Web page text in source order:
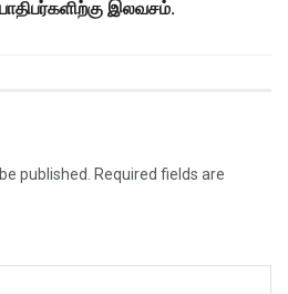
இலவசம்.
published.
Required fields are